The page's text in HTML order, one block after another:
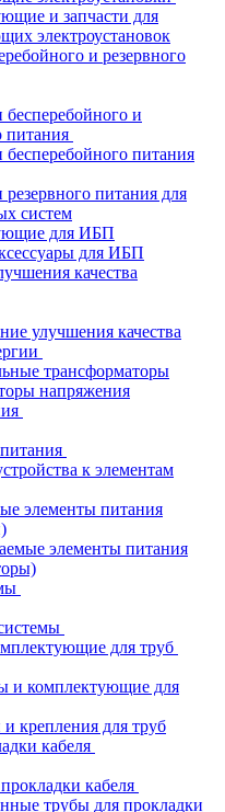
и запчасти для
электроустановок
и резервного
и
питания
питания
питания для
систем
для ИБП
для ИБП
качества
улучшения качества
трансформаторы
напряжения
к элементам
элементы питания
элементы питания
для труб
и комплектующие для
крепления для труб
кабеля
кабеля
трубы для прокладки